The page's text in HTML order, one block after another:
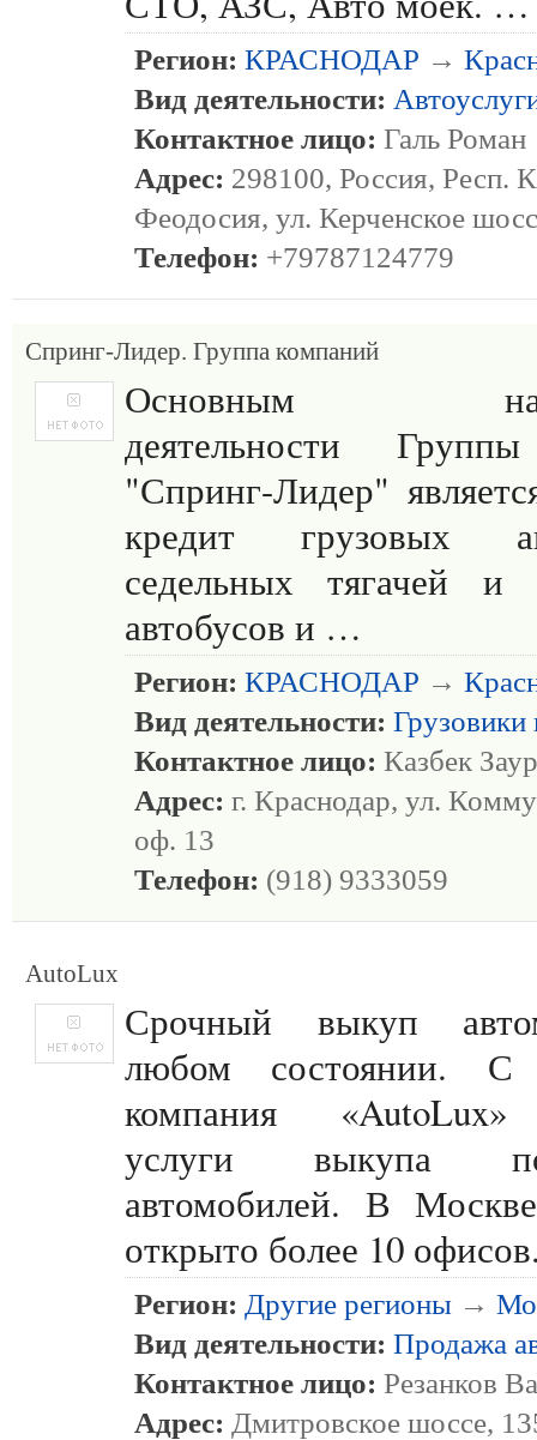
Регион: КРАСНОДАР →
Вид деятельности:
Контактное лицо: Галь Роман
Адрес: 298100, Россия, Респ.
Феодосия, ул. Керченское
Телефон: +79787124779
Спринг-Лидер. Группа компаний
Основным
деятельности
"Спринг-Лидер"
кредит грузовых
седельных тягачей и
автобусов и …
Регион: КРАСНОДАР →
Вид деятельности: Грузовики
Контактное лицо: Казбек
Адрес: г. Краснодар, ул.
оф. 13
Телефон: (918) 9333059
AutoLux
Срочный выкуп
любом состоянии. С
компания «AutoLux»
услуги выкупа
автомобилей. В
открыто более 10
Регион: Другие регионы →
Вид деятельности: Продажа
Контактное лицо: Резанков
Адрес: Дмитровское шоссе,